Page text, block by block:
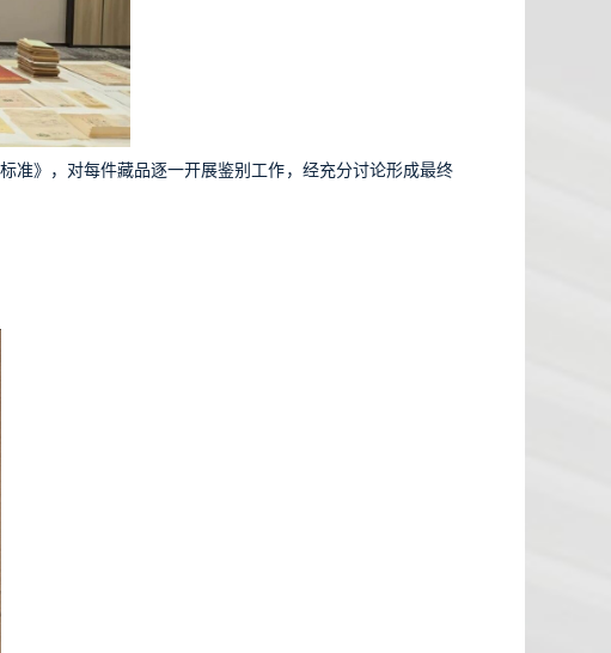
准》，对每件藏品逐一开展鉴别工作，经充分讨论形成最终